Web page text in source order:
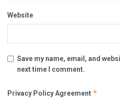
Website
Save my name, email, and
next time I comment.
Privacy Policy Agreement *